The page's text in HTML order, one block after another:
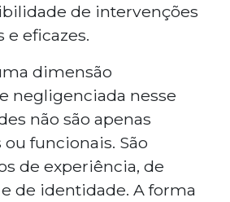
de intervenções
e eficazes.
dimensão
negligenciada nesse
não são apenas
funcionais. São
de experiência, de
de identidade. A forma